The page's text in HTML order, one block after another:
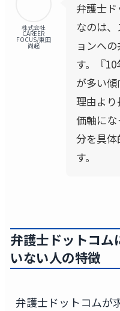
株式会社
CAREER
FOCUS/東田
尚起
弁護士
なのは
ョンへ
す。『
が多い
理由よ
価軸にな
分を具
す。
弁護士ドットコム
いない人の特徴
弁護士ドットコムが